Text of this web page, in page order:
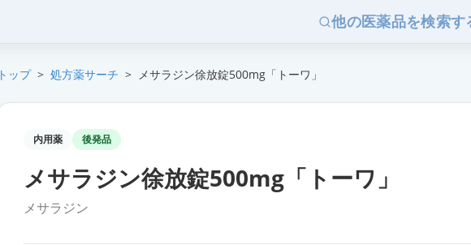
他の医薬品を検索す
トップ > 処方薬サーチ > メサラジン徐放錠500mg「トーワ」
内用薬 後発品
メサラジン徐放錠500mg「トーワ」
メサラジン